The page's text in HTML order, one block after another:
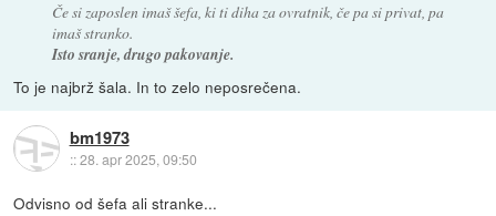
Če si zaposlen imaš šefa, ki ti diha za ovratnik, če pa si privat, pa
imaš stranko.
Isto sranje, drugo pakovanje.
To je najbrž šala. In to zelo neposrečena.
bm1973
::28. apr 2025, 09:50
Odvisno od šefa ali stranke...